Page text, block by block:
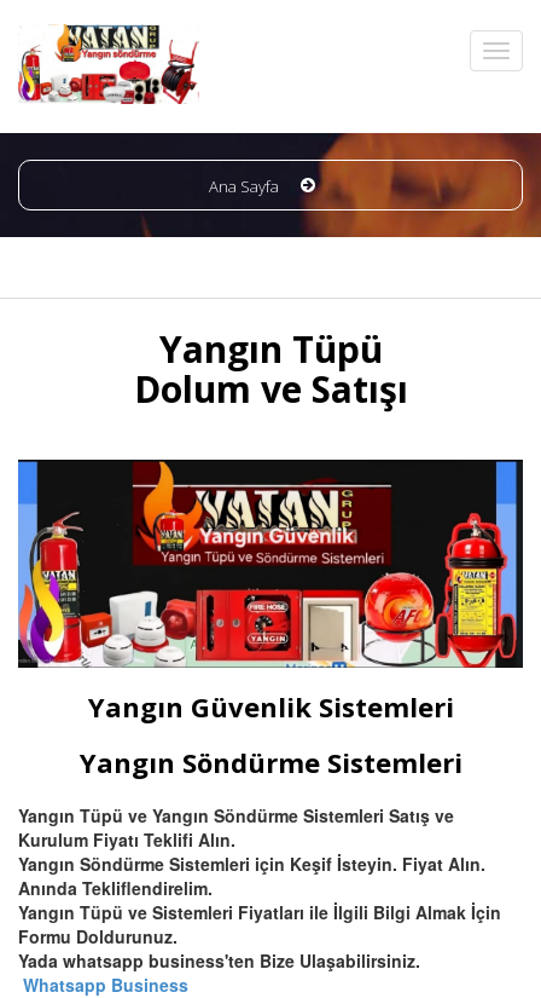
Ana Sayfa
Yangın Tüpü
Dolum ve Satışı
Yangın Güvenlik Sistemleri
Yangın Söndürme Sistemleri
Yangın Tüpü ve Yangın Söndürme Sistemleri Satış ve
Kurulum Fiyatı Teklifi Alın.
Yangın Söndürme Sistemleri için Keşif İsteyin. Fiyat Alın.
Anında Tekliflendirelim.
Yangın Tüpü ve Sistemleri Fiyatları ile İlgili Bilgi Almak İçin
Formu Doldurunuz.
Yada whatsapp business'ten Bize Ulaşabilirsiniz.
Whatsapp Business